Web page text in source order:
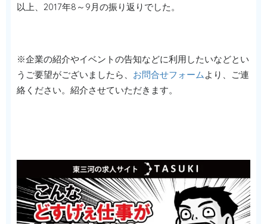
以上、2017年8～9月の振り返りでした。
※企業の紹介やイベントの告知などに利用したいなどとい
うご要望がございましたら、 お問合せフォームより、ご連
絡ください。紹介させていただきます。